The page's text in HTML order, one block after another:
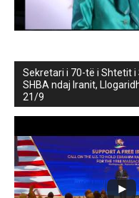
Sekretari i 70-të i Shtetit i
SHBA ndaj Iranit,
21/9